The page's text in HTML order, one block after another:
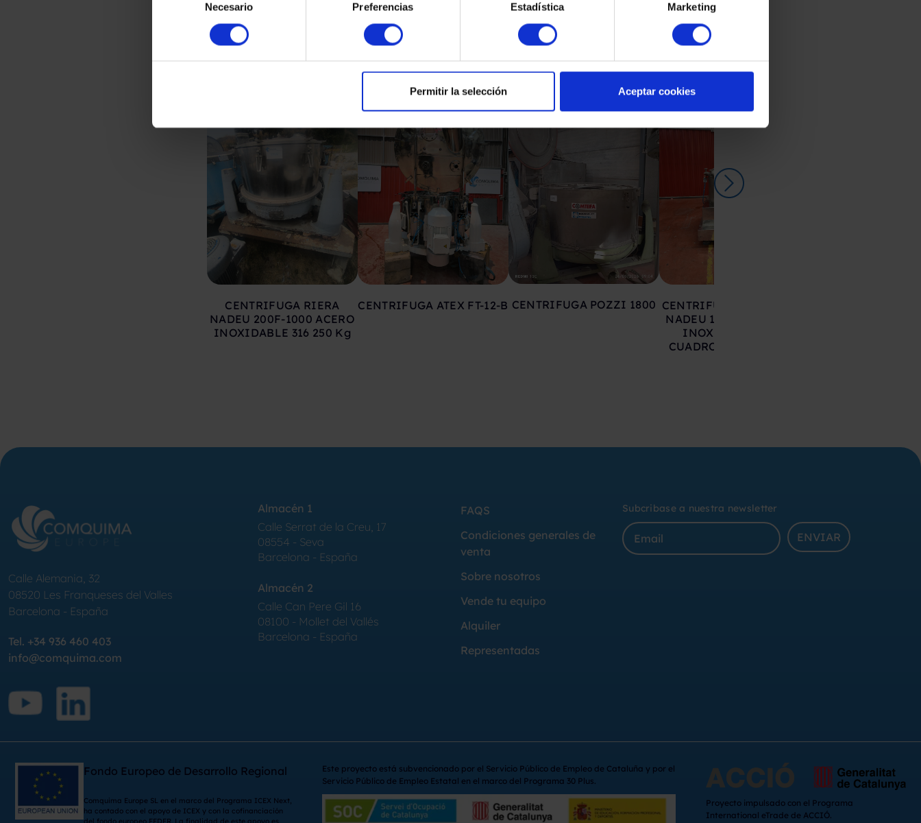
consentimiento
Necesario Preferencias Estadística Marketing
Permitir la selección Aceptar cookies
Productos Relacionados
CENTRIFUGA RIERA
NADEU 200F-1000 ACERO
INOXIDABLE 316 250 Kg
CENTRIFUGA ATEX FT-12-B CENTRIFUGA POZZI 1800 CENTRIFUGA ATEX RIERA
NADEU 100F-600 ACERO
INOXIDABLE CON
CUADROS ELECTRICOS
Calle Alemania, 32
08520 Les Franqueses del Valles
Barcelona - España
Tel. +34 936 460 403
info@comquima.com
Almacén 1
Calle Serrat de la Creu, 17
08554 - Seva
Barcelona - España
Almacén 2
Calle Can Pere Gil 16
08100 - Mollet del Vallés
Barcelona - España
FAQS
Condiciones generales de
venta
Sobre nosotros
Vende tu equipo
Alquiler
Representadas
Subcribase a nuestra newsletter
ENVIAR
Fondo Europeo de Desarrollo Regional
Comquima Europe SL en el marco del Programa ICEX Next,
ha contado con el apoyo de ICEX y con la cofinanciación
Este proyecto está subvencionado por el Servicio Público de Empleo de Cataluña y por el
Servicio Público de Empleo Estatal en el marco del Programa 30 Plus.
Proyecto impulsado con el Programa
International eTrade de ACCIÓ.